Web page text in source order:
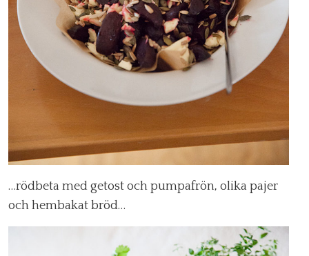
…rödbeta med getost och pumpafrön, olika pajer
och hembakat bröd…